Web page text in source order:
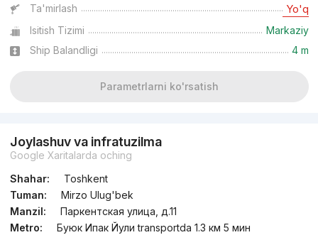
Ta'mirlash Yo'q
Isitish Tizimi
Markaziy
Ship Balandligi
4 m
Parametrlarni ko'rsatish
Joylashuv va infratuzilma
Google Xaritalarda oching
Shahar:
Toshkent
Tuman:
Mirzo Ulug'bek
Manzil:
Паркентская улица, д.11
Metro:
Буюк Ипак Йули transportda 1.3 км 5 мин